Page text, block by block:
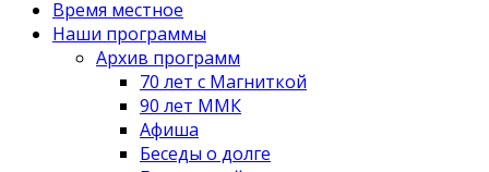
Время местное
Наши программы
Архив программ
70 лет с Магниткой
90 лет ММК
Афиша
Беседы о долге